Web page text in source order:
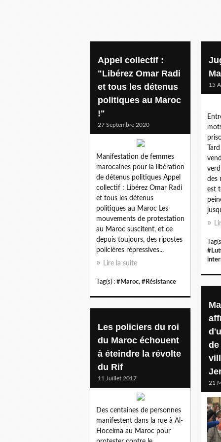
maroc
Appel collectif :
"Libérez Omar Radi
et tous les détenus
politiques au Maroc
!"
27 Septembre 2020
Manifestation de femmes
marocaines pour la libération
de détenus politiques Appel
collectif : Libérez Omar Radi
et tous les détenus
politiques au Maroc Les
mouvements de protestation
au Maroc suscitent, et ce
depuis toujours, des ripostes
policières répressives...
Lire la suite
Tag(s) : #Maroc, #Résistance
15
des
est
21
Les policiers du roi
du Maroc échouent
à éteindre la révolte
du Rif
11 Juillet 2017
Des centaines de personnes
manifestent dans la rue à Al-
Hoceima au Maroc pour